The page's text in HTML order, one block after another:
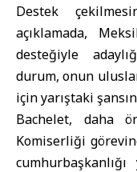
Destek
açıklamada,
desteğiyle
durum, onun
için yarıştaki
Bachelet, daha
Komiserliği